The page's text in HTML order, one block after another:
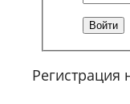
Регистрация